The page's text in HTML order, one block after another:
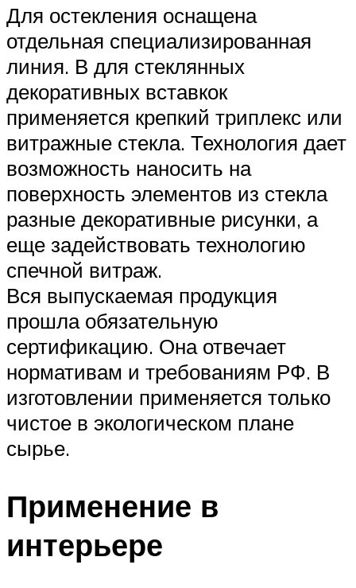
Для остекления оснащена
отдельная специализированная
линия. В для стеклянных
декоративных вставкок
применяется крепкий триплекс или
витражные стекла. Технология дает
возможность наносить на
поверхность элементов из стекла
разные декоративные рисунки, а
еще задействовать технологию
спечной витраж.
Вся выпускаемая продукция
прошла обязательную
сертификацию. Она отвечает
нормативам и требованиям РФ. В
изготовлении применяется только
чистое в экологическом плане
сырье.
Применение в
интерьере